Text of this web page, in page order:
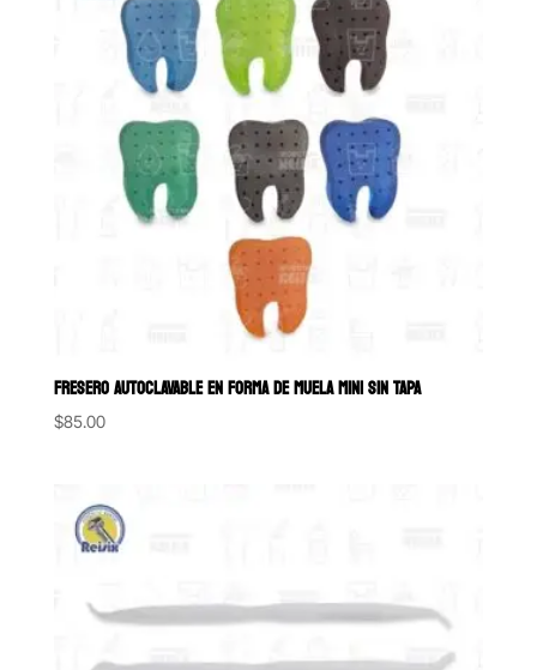
FRESERO AUTOCLAVABLE EN FORMA DE MUELA MINI SIN TAPA
$85.00